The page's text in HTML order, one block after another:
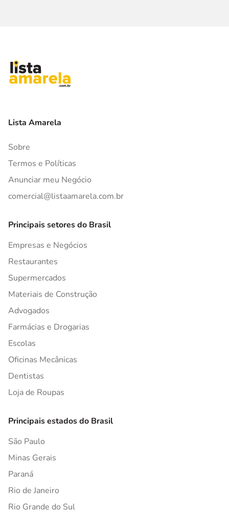
Lista Amarela
Sobre
Termos e Políticas
Anunciar meu Negócio
comercial@listaamarela.com.br
Principais setores do Brasil
Empresas e Negócios
Restaurantes
Supermercados
Materiais de Construção
Advogados
Farmácias e Drogarias
Escolas
Oficinas Mecânicas
Dentistas
Loja de Roupas
Principais estados do Brasil
São Paulo
Minas Gerais
Paraná
Rio de Janeiro
Rio Grande do Sul